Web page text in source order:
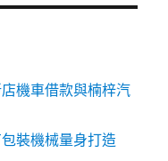
機車借款與楠梓汽
裝機械量身打造